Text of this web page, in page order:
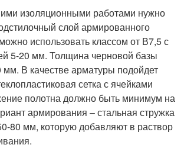
изоляционными работами нужно
слой армированного
использовать классом от В7,5 с
5-20 мм. Толщина черновой базы
мм. В качестве арматуры подойдет
сетка с ячейками
полотна должно быть минимум на
армирования – стальная стружка
80 мм, которую добавляют в раствор